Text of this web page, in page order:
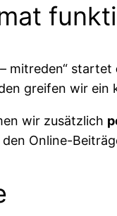
mitreden“ startet
greifen wir ein
wir zusätzlich
Online-